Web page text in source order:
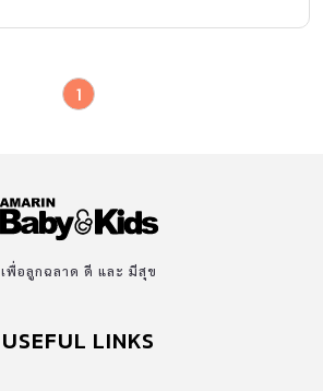
1
เพื่อลูกฉลาด ดี และ มีสุข
USEFUL LINKS